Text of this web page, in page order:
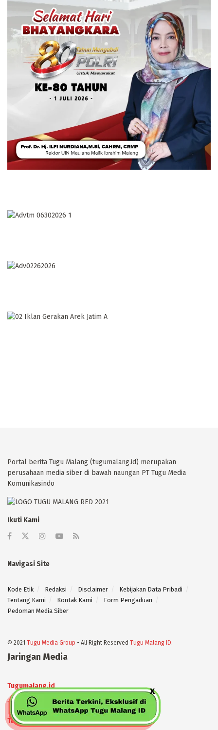
Portal berita Tugu Malang (tugumalang.id) merupakan
perusahaan media siber di bawah naungan PT Tugu Media
Komunikasindo
Ikuti Kami
Navigasi Site
Kode Etik Redaksi Disclaimer
Kebijakan Data Pribadi
Tentang Kami
Kontak Kami
Form Pengaduan
Pedoman Media Siber
© 2021 Tugu Media Group - All Right Reserved Tugu Malang ID.
Jaringan Media
Tugumalang.id
Tugujatim.id
Tugusehat.id